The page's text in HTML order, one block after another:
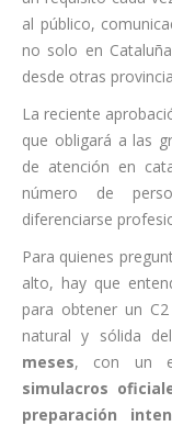
al público,
no solo en
desde otras
La reciente
que obligará a las
de atención en
número de
diferenciarse
Para quienes
alto, hay que
para obtener un
natural y sólida
meses, con un
simulacros
preparación